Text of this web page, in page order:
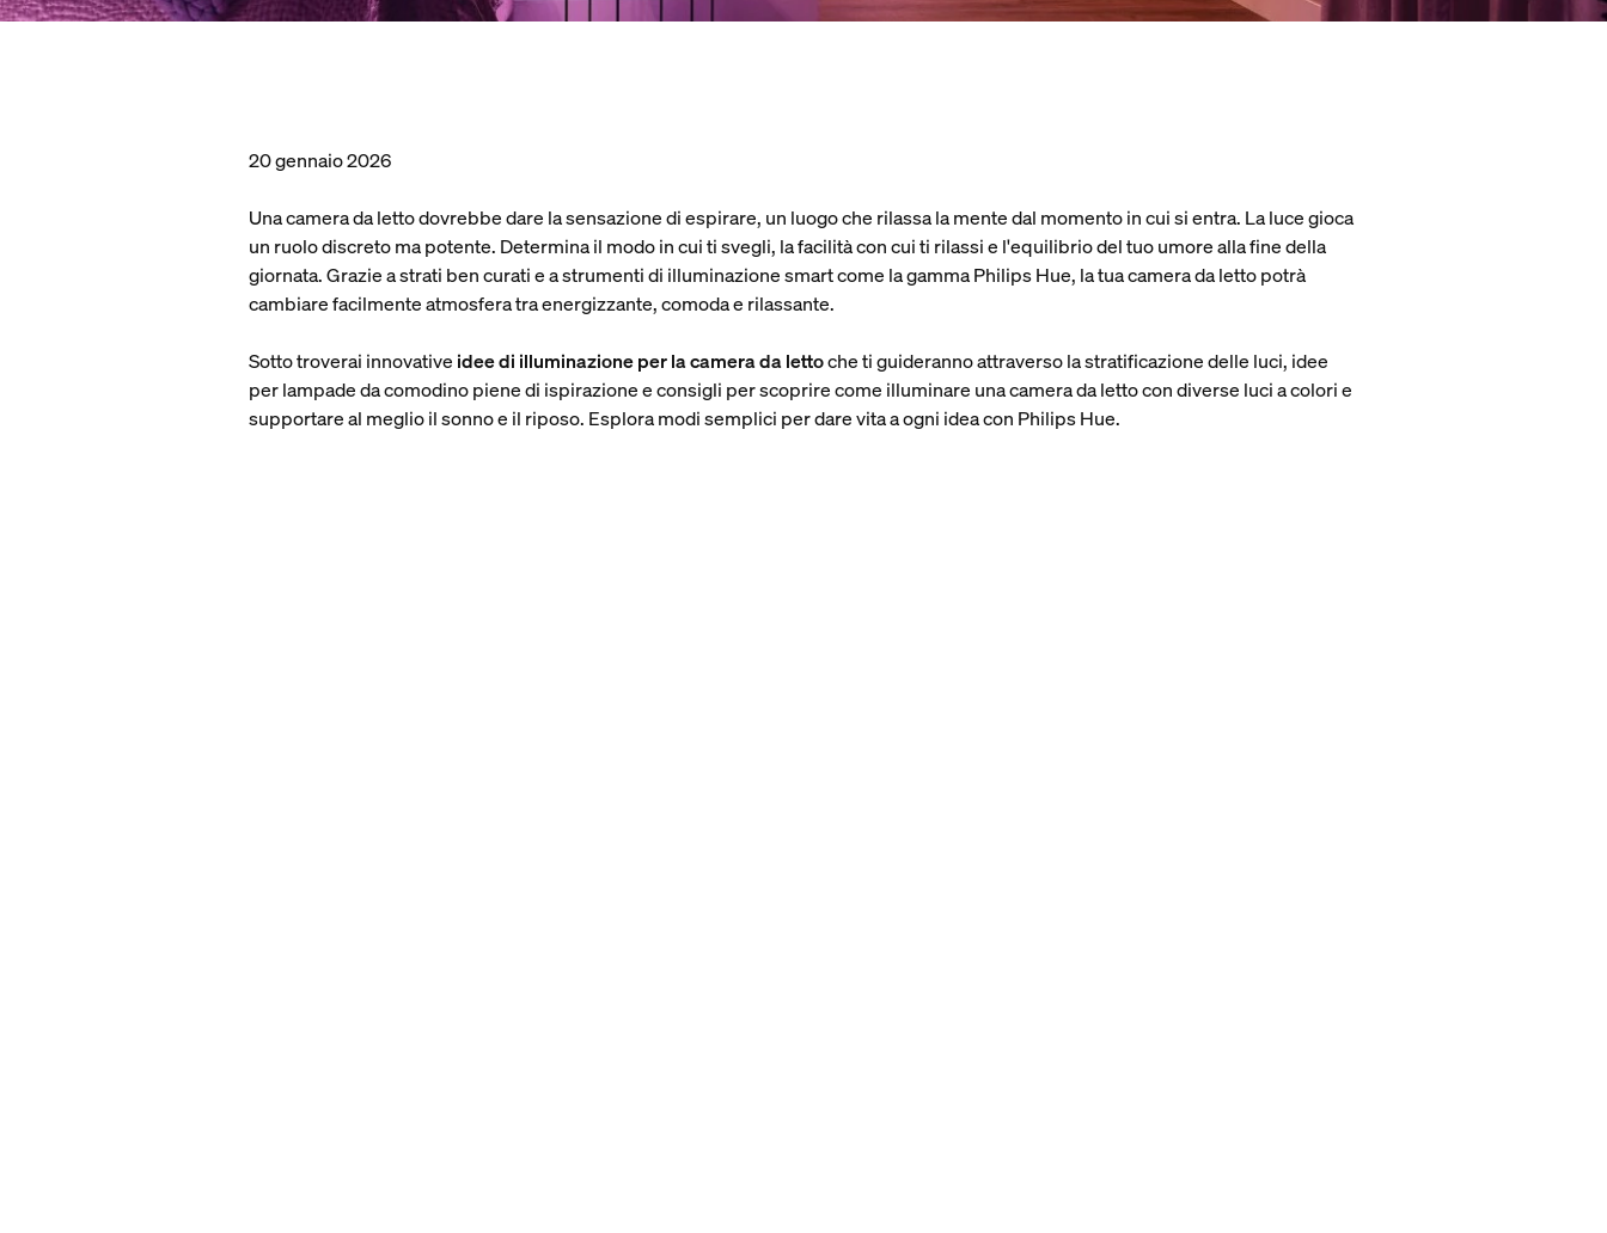
20 gennaio 2026
Una camera da letto dovrebbe dare la sensazione di espirare, un luogo che rilassa la mente dal momento in cui si entra. La luce gioca
un ruolo discreto ma potente. Determina il modo in cui ti svegli, la facilità con cui ti rilassi e l'equilibrio del tuo umore alla fine della
giornata. Grazie a strati ben curati e a strumenti di illuminazione smart come la gamma Philips Hue, la tua camera da letto potrà
cambiare facilmente atmosfera tra energizzante, comoda e rilassante.
Sotto troverai innovative idee di illuminazione per la camera da lettoche ti guideranno attraverso la stratificazione delle luci, idee
per lampade da comodino piene di ispirazione e consigli per scoprire come illuminare una camera da letto con diverse luci a colori e
supportare al meglio il sonno e il riposo. Esplora modi semplici per dare vita a ogni idea con Philips Hue.